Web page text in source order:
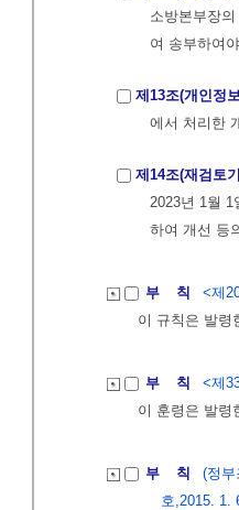
소방본부장
여 송부하여
제13조(개인정
에서 처리한
제14조(재검토
2023년 1월 1
하여 개선 등
부 칙
<제
이 규칙은 발령
부 칙
<제
이 훈령은 발령
부 칙
(정
호,2015. 1.